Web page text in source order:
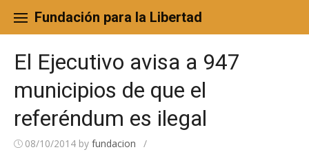
content
Fundación para la Libertad
El Ejecutivo avisa a 947
municipios de que el
referéndum es ilegal
08/10/2014 by fundacion /